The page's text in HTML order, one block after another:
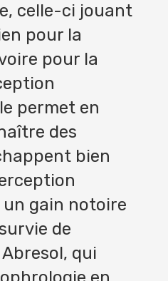
celle-ci jouant
pour la
pour la
permet en
des
bien
un gain notoire
de
Abresol, qui